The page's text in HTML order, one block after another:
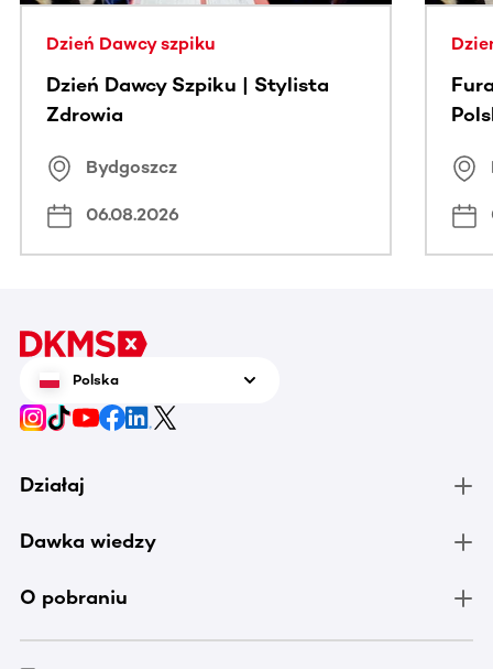
Dzień Dawcy szpiku
Dzień Dawcy Szpiku | Stylista
Zdrowia
Bydgoszcz
06.08.2026
Polska
Działaj
Dawka wiedzy
O pobraniu